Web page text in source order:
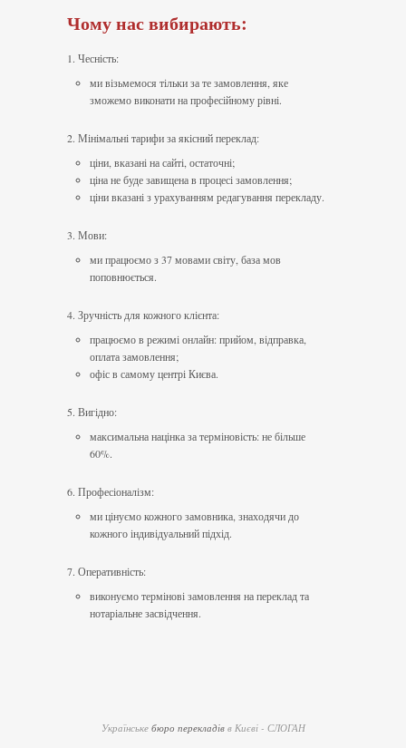
Чому нас вибирають:
1. Чесність:
ми візьмемося тільки за те замовлення, яке
зможемо виконати на професійному рівні.
2. Мінімальні тарифи за якісний переклад:
ціни, вказані на сайті, остаточні;
ціна не буде завищена в процесі замовлення;
ціни вказані з урахуванням редагування перекладу.
3. Мови:
ми працюємо з 37 мовами світу, база мов
поповнюється.
4. Зручність для кожного клієнта:
працюємо в режимі онлайн: прийом, відправка,
оплата замовлення;
офіс в самому центрі Києва.
5. Вигідно:
максимальна націнка за терміновість: не більше
60%.
6. Професіоналізм:
ми цінуємо кожного замовника, знаходячи до
кожного індивідуальний підхід.
7. Оперативність:
виконуємо термінові замовлення на переклад та
нотаріальне засвідчення.
Українське бюро перекладівв Києві - СЛОГАН